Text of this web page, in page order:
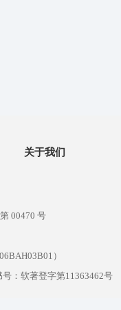
关于我们
00470 号
）
：软著登字第11363462号